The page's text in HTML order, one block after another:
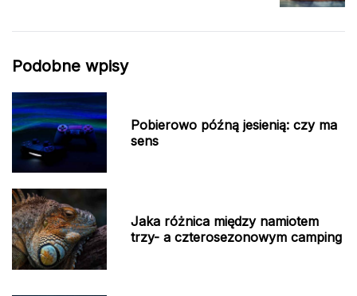
Podobne wpisy
Pobierowo późną jesienią: czy ma
sens
Jaka różnica między namiotem
trzy- a czterosezonowym camping